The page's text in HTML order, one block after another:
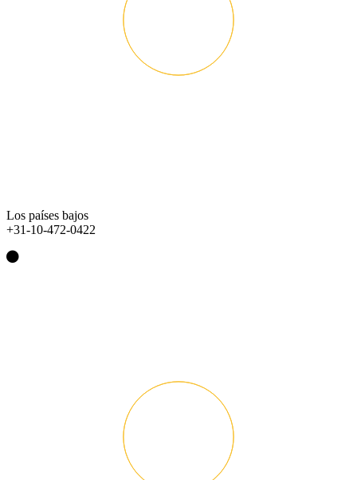
Los países bajos
+31-10-472-0422